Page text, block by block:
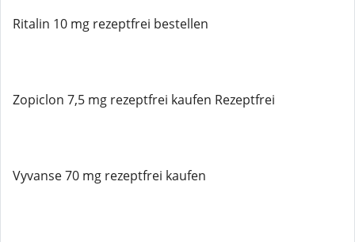
Ritalin 10 mg rezeptfrei bestellen
Zopiclon 7,5 mg rezeptfrei kaufen Rezeptfrei
Vyvanse 70 mg rezeptfrei kaufen